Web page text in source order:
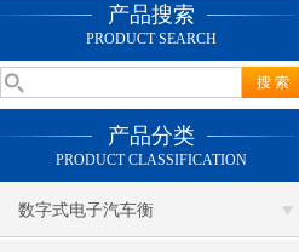
产品搜索
PRODUCT SEARCH
产品分类
PRODUCT CLASSIFICATION
数字式电子汽车衡